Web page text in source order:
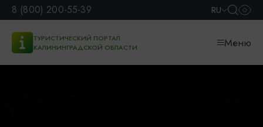
8 (800) 200-55-39 RU
ТУРИСТИЧЕСКИЙ ПОРТАЛ
КАЛИНИНГРАДСКОЙ ОБЛАСТИ
Меню